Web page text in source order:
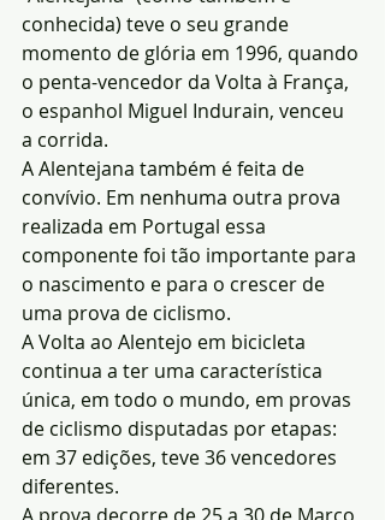
conhecida) teve o seu grande
momento de glória em 1996, quando
o penta-vencedor da Volta à França,
o espanhol Miguel Indurain, venceu
a corrida.
A Alentejana também é feita de
convívio. Em nenhuma outra prova
realizada em Portugal essa
componente foi tão importante para
o nascimento e para o crescer de
uma prova de ciclismo.
A Volta ao Alentejo em bicicleta
continua a ter uma característica
única, em todo o mundo, em provas
de ciclismo disputadas por etapas:
em 37 edições, teve 36 vencedores
diferentes.